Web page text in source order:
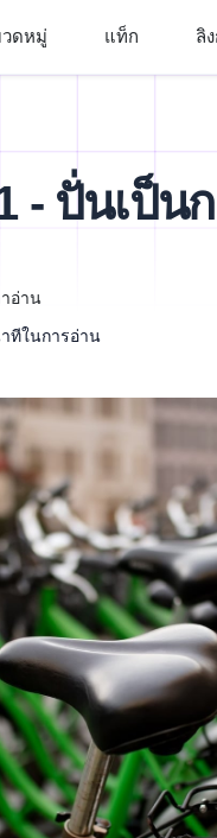
ดหมู่ แท็ก ลิ
- ปั่นเป็น
าอ่าน
ทีในการอ่าน